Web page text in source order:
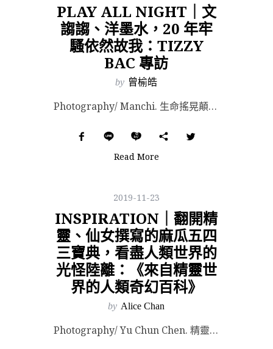
PLAY ALL NIGHT｜文
謅謅、洋墨水，20 年牢
騷依然故我：TIZZY
BAC 專訪
by 曾榆皓
Photography/ Manchi. 生命搖晃顛簸而能見風 20 代青年奮起，為了想要成為的樣子...
Read More
2019-11-23
INSPIRATION｜翻開精
靈、仙女撰寫的麻瓜五四
三寶典，看盡人類世界的
光怪陸離：《來自精靈世
界的人類奇幻百科》
by Alice Chan
Photography/ Yu Chun Chen. 精靈、小矮人、巨人、仙女與山妖......這些...